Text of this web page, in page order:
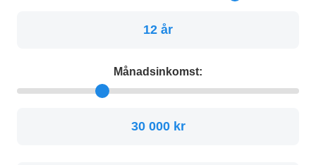
12 år
Månadsinkomst:
30 000 kr